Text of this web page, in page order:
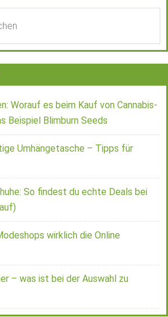
Worauf es beim Kauf von Cannabis-
Beispiel Blimburn Seeds
Umhängetasche – Tipps für
So findest du echte Deals bei
wirklich die Online
– was ist bei der Auswahl zu